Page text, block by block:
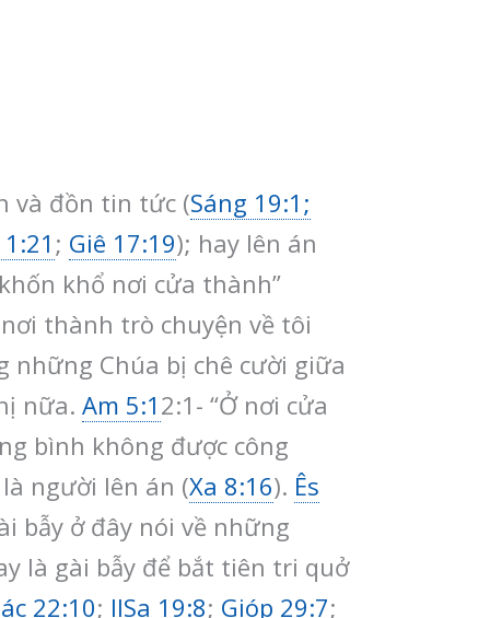
và đồn tin tức (Sáng 19:1;
; Giê 17:19); hay lên án
khổ nơi cửa thành”
thành trò chuyện về tôi
những Chúa bị chê cười giữa
nữa. Am 5:1 2:1- “Ở nơi cửa
bình không được công
người lên án (Xa 8:16). Ês
bẫy ở đây nói về những
là gài bẫy để bắt tiên tri quở
22:10; IISa 19:8; Gióp 29:7;